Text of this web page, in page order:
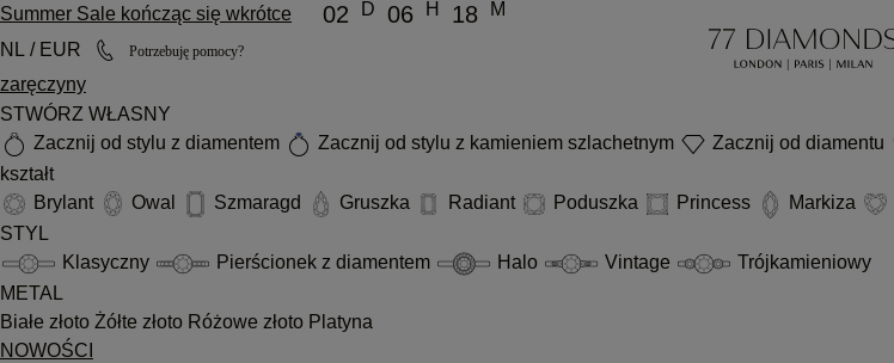
Summer Sale kończąc się wkrótce 02 D 06 H 18
M
NL / EUR
Potrzebuję pomocy?
zaręczyny
STWÓRZ WŁASNY
Zacznij od stylu z diamentem
Zacznij od stylu z kamieniem szlachetnym Zacznij od diamentu
kształt
Brylant
Owal Szmaragd Gruszka Radiant Poduszka Princess Markiza
STYL
Klasyczny
Pierścionek z diamentem Halo Vintage
Trójkamieniowy
METAL
Białe złoto Żółte złoto Różowe złoto Platyna
NOWOŚCI